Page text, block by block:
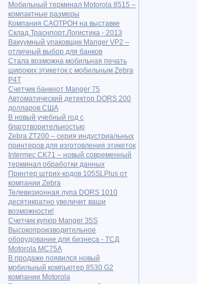
Мобильный терминал Motorola 8515 –
компактные размеры
Компания САОТРОН на выставке
Склад.Траснпорт.Логистика - 2013
Вакуумный упаковщик Manger VP2 –
отличный выбор для банков
Стала возможна мобильная печать
широких этикеток с мобильным Zebra
P4T
Счетчик банкнот Manger 75
Автоматический детектор DORS 200
долларов США
В новый учебный год с
благотворительностью
Zebra ZT200 – серия индустриальных
принтеров для изготовления этикеток
Intermec CK71 – новый современный
терминал обработки данных
Принтер штрих-кодов 105SLPlus от
компании Zebra
Телевизионная лупа DORS 1010
десятикратно увеличит ваши
возможности!
Счетчик купюр Manger 35S
Высокопроизводительное
оборудование для бизнеса - ТСД
Motorola MC75A
В продаже появился новый
мобильный компьютер 8530 G2
компании Motorola